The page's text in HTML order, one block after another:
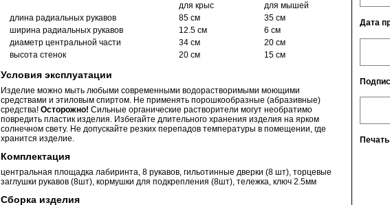
для крыс
для мышей
длина радиальных рукавов
85 см
35 см
ширина радиальных рукавов
12.5 см
6 см
диаметр центральной части
34 см
20 см
высота стенок
20 см 15 см
Условия эксплуатации
Изделие можно мыть любыми современными водорастворимыми моющими
средствами и этиловым спиртом. Не применять порошкообразные (абразивные)
средства!Осторожно! Сильные органические растворители могут необратимо
повредить пластик изделия. Избегайте длительного хранения изделия на ярком
солнечном свету. Не допускайте резких перепадов температуры в помещении, где
хранится изделие.
Комплектация
центральная площадка лабиринта, 8 рукавов, гильотинные дверки (8 шт), торцевые
заглушки рукавов (8шт), кормушки для подкрепления (8шт), тележка, ключ 2.5мм
Сборка изделия
Дата